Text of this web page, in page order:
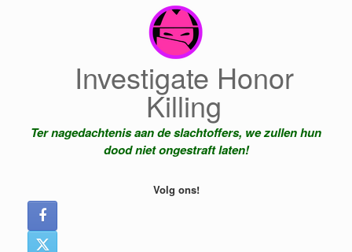
Investigate Honor
Killing
Ter nagedachtenis aan de slachtoffers, we zullen hun
dood niet ongestraft laten!
Volg ons!